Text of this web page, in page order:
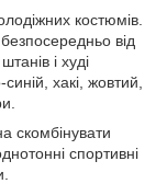
костюмів.
від
і худі
хакі, жовтий,
скомбінувати
спортивні